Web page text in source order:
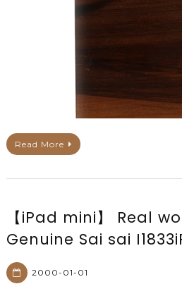
Read More
【iPad mini】 Real
Genuine Sai sai
2000-01-01